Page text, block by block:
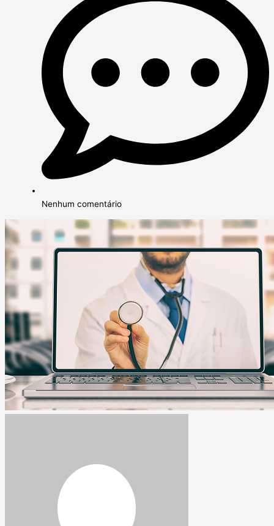
Nenhum comentário